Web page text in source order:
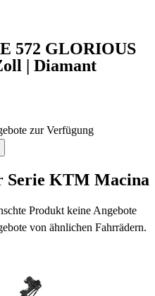
572 GLORIOUS
| Diamant
zur Verfügung
Serie KTM Macina
Produkt keine Angebote
von ähnlichen Fahrrädern.